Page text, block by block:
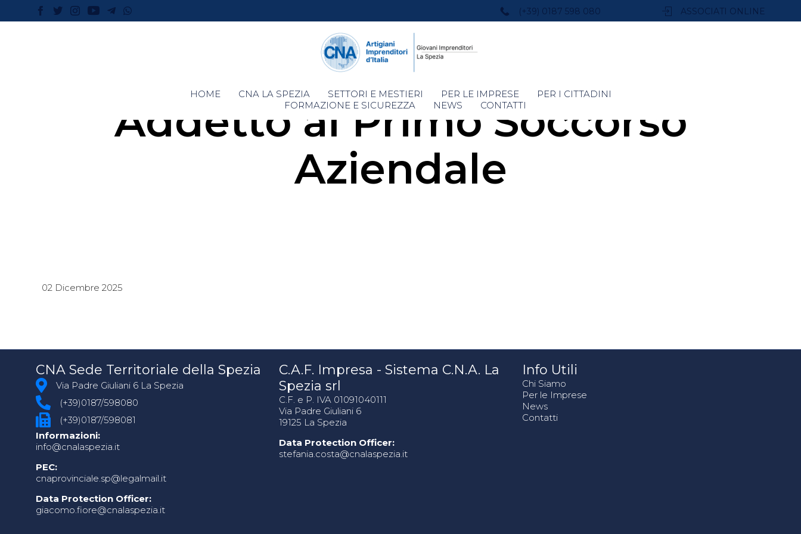
(+39) 0187 598 080 ASSOCIATI ONLINE
Skip
to
HOME CNA LA SPEZIA SETTORI E MESTIERI PER LE IMPRESE
PER I CITTADINI
FORMAZIONE E SICUREZZA
NEWS CONTATTI
Addetto al Primo Soccorso
Aziendale
02 Dicembre 2025
CNA Sede Territoriale della Spezia
Via Padre Giuliani 6 La Spezia
(+39)0187/598080
(+39)0187/598081
Informazioni:
info@cnalaspezia.it
PEC:
cnaprovinciale.sp@legalmail.it
Data Protection Officer:
giacomo.fiore@cnalaspezia.it
C.A.F. Impresa - Sistema C.N.A. La
Spezia srl
C.F. e P. IVA 01091040111
Via Padre Giuliani 6
19125 La Spezia
Data Protection Officer:
stefania.costa@cnalaspezia.it
Info Utili
Chi Siamo
Per le Imprese
News
Contatti